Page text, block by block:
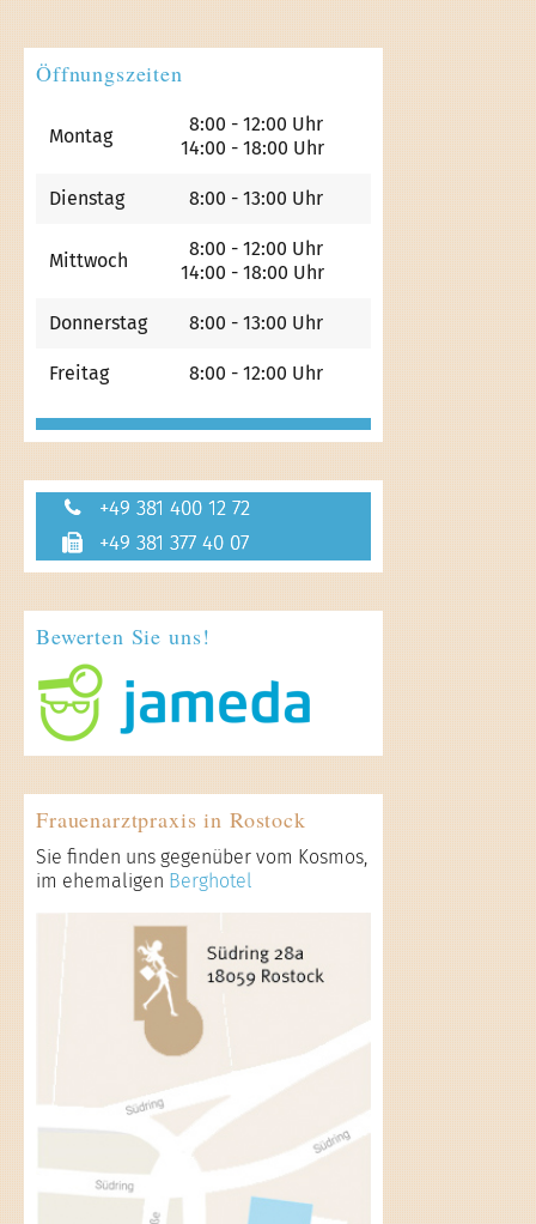
Öffnungszeiten
Montag
8:00 - 12:00 Uhr
14:00 - 18:00 Uhr
Dienstag 8:00 - 13:00 Uhr
Mittwoch
8:00 - 12:00 Uhr
14:00 - 18:00 Uhr
Donnerstag 8:00 - 13:00 Uhr
Freitag 8:00 - 12:00 Uhr
+49 381 400 12 72
+49 381 377 40 07
Bewerten Sie uns!
Frauenarztpraxis in Rostock
Sie finden uns gegenüber vom Kosmos,
im ehemaligen Berghotel